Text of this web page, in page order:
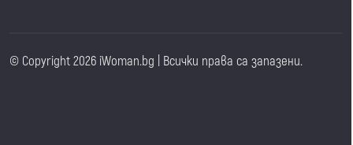
© Copyright 2026 iWoman.bg | Всички права са запазени.